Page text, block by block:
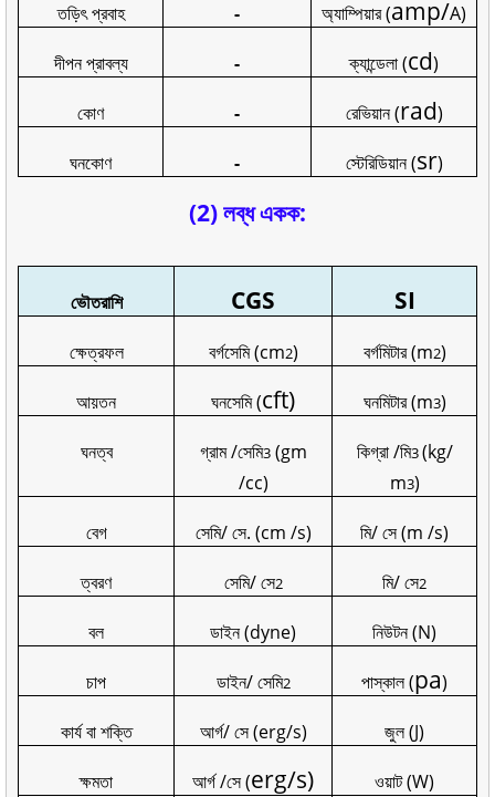
তড়িৎ প্রবাহ - অ্যাম্পিয়ার (amp/A)
দীপন প্রাবল্য - ক্যান্ডেলা (cd)
কোণ - রেভিয়ান (rad)
ঘনকোণ - স্টেরিডিয়ান (sr)
(2) লব্ধ একক:
ভৌতরাশি CGS SI
ক্ষেত্রফল বর্গসেমি (cm2) বর্গমিটার (m2)
আয়তন ঘনসেমি (cft) ঘনমিটার (m3)
ঘনত্ব গ্রাম /সেমি3(gm
/cc)
কিগ্রা /মি3(kg/
m3)
বেগ সেমি/ সে. (cm /s) মি/ সে (m /s)
ত্বরণ সেমি/ সে2 মি/ সে2
বল ডাইন (dyne) নিউটন (N)
চাপ ডাইন/ সেমি2 পাস্কাল (pa)
কার্য বা শক্তি আর্গ/ সে (erg/s) জুল (J)
ক্ষমতা আর্গ /সে (erg/s) ওয়াট (W)